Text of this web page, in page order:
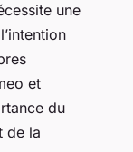
une
et
du
de la